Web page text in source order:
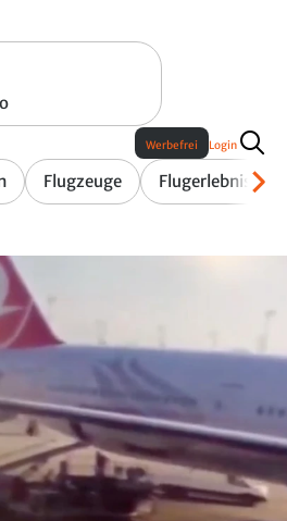
Flugzeuge Flugerlebnis
Werbefrei Login